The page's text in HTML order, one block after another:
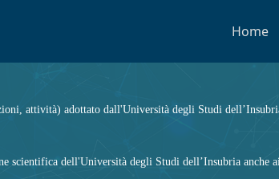
Home
attività) adottato dall'Università degli Studi
scientifica dell'Università degli Studi dell’Insubria anche